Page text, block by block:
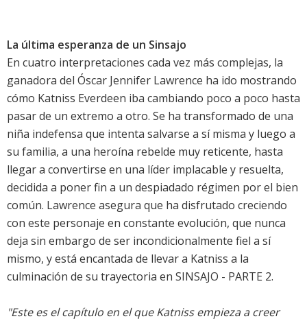
La última esperanza de un Sinsajo
En cuatro interpretaciones cada vez más complejas, la
ganadora del Óscar Jennifer Lawrence ha ido mostrando
cómo Katniss Everdeen iba cambiando poco a poco hasta
pasar de un extremo a otro. Se ha transformado de una
niña indefensa que intenta salvarse a sí misma y luego a
su familia, a una heroína rebelde muy reticente, hasta
llegar a convertirse en una líder implacable y resuelta,
decidida a poner fin a un despiadado régimen por el bien
común. Lawrence asegura que ha disfrutado creciendo
con este personaje en constante evolución, que nunca
deja sin embargo de ser incondicionalmente fiel a sí
mismo, y está encantada de llevar a Katniss a la
culminación de su trayectoria en SINSAJO - PARTE 2.
"Este es el capítulo en el que Katniss empieza a creer